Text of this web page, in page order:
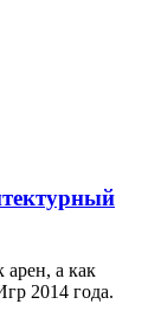
а как
2014 года.